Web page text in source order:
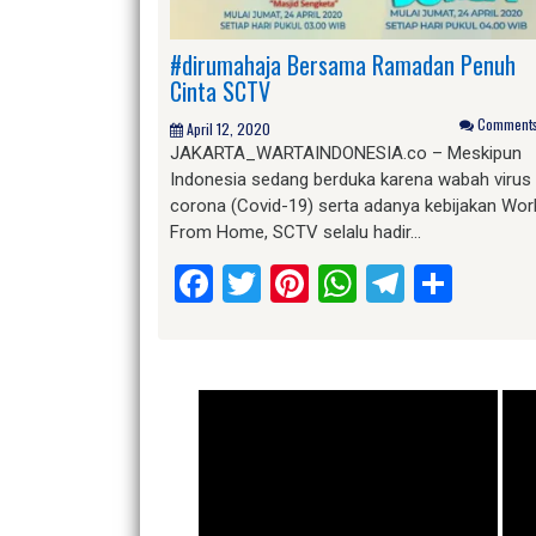
#dirumahaja Bersama Ramadan Penuh
Cinta SCTV
April 12, 2020
JAKARTA_WARTAINDONESIA.co – Meskipun
Indonesia sedang berduka karena wabah virus
corona (Covid-19) serta adanya kebijakan
From Home, SCTV selalu hadir…
Facebook
Twitter
Pinterest
WhatsApp
Telegram